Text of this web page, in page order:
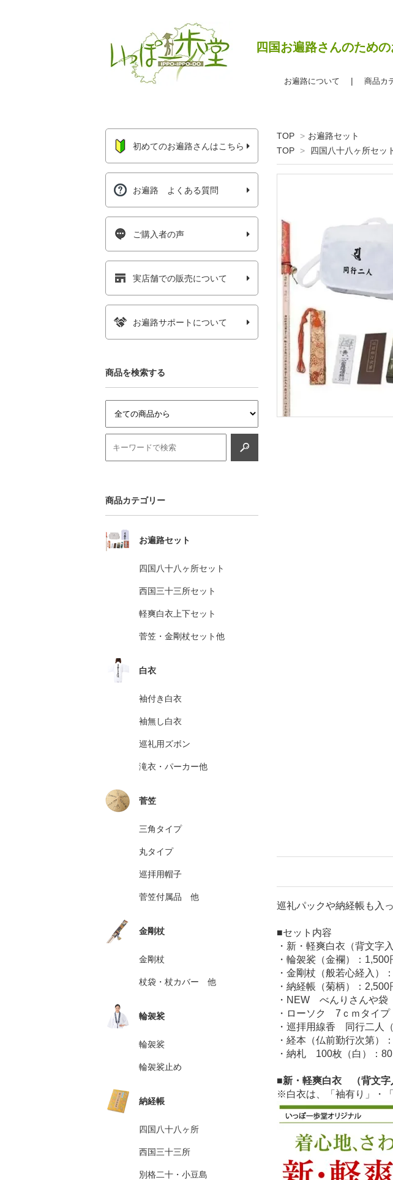
四国お遍路さんのため
お遍路について 商品カ
TOP > お遍路セット
TOP > 四国八十八ヶ所セッ
巡礼パックや納経帳も入
■セット内容
・新・軽爽白衣（背文
・輪袈裟（金襴）：1,500
・金剛杖（般若心経
・納経帳（菊柄）：2,500
・NEW べんりさんや
・ローソク 7ｃｍタイプ
・巡拝用線香 同行二人
・経本（仏前勤行次第）
・納札 100枚（白）：80
■新・軽爽白衣 （背文字
※白衣は、「袖有り」・
初めてのお遍路さんはこちら
お遍路 よくある質問
ご購入者の声
実店舗での販売について
お遍路サポートについて
商品を検索する
商品カテゴリー
お遍路セット
四国八十八ヶ所セット
西国三十三所セット
軽爽白衣上下セット
菅笠・金剛杖セット他
白衣
袖付き白衣
袖無し白衣
巡礼用ズボン
滝衣・パーカー他
菅笠
三角タイプ
丸タイプ
巡拝用帽子
菅笠付属品 他
金剛杖
金剛杖
杖袋・杖カバー 他
輪袈裟
輪袈裟
輪袈裟止め
納経帳
四国八十八ヶ所
西国三十三所
別格二十・小豆島